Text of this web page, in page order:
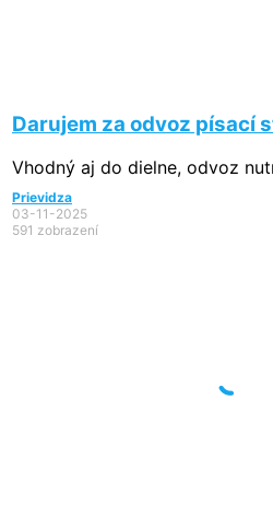
Darujem za odvoz písací
Vhodný aj do dielne, odvoz
Prievidza
03-11-2025
591 zobrazení